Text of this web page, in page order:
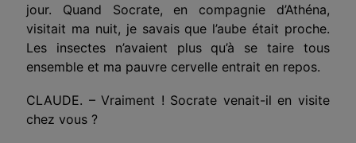
jour. Quand Socrate, en compagnie d’Athéna,
visitait ma nuit, je savais que l’aube était proche.
Les insectes n’avaient plus qu’à se taire tous
ensemble et ma pauvre cervelle entrait en repos.
CLAUDE. – Vraiment ! Socrate venait-il en visite
chez vous ?